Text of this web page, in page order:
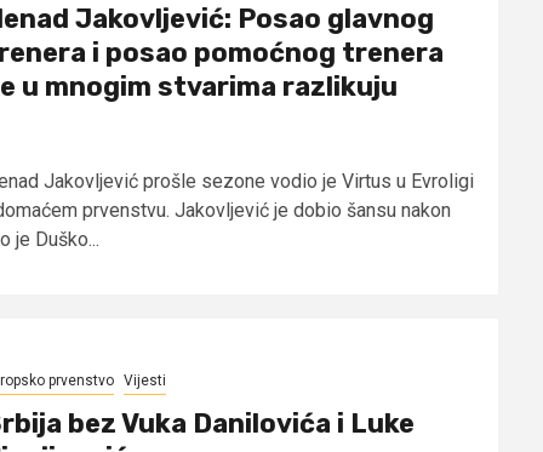
Jakovljević: Posao glavnog
i posao pomoćnog trenera
u mnogim stvarima razlikuju
Jakovljević prošle sezone vodio je Virtus u Evroligi
prvenstvu. Jakovljević je dobio šansu nakon
je Duško...
prvenstvo Vijesti
bez Vuka Danilovića i Luke